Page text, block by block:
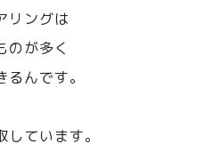
リングは
のが多く
んです。
しています。